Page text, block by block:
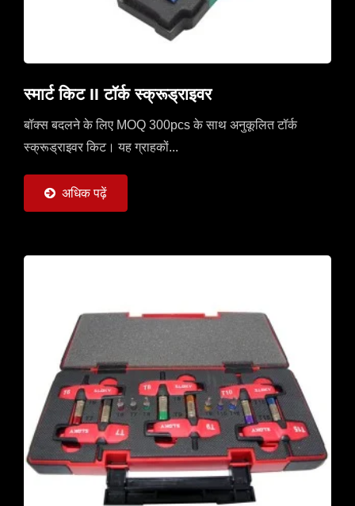
स्मार्ट किट II टॉर्क स्क्रूड्राइवर
बॉक्स बदलने के लिए MOQ 300pcs के साथ अनुकूलित टॉर्क
स्क्रूड्राइवर किट। यह ग्राहकों...
अधिक पढ़ें